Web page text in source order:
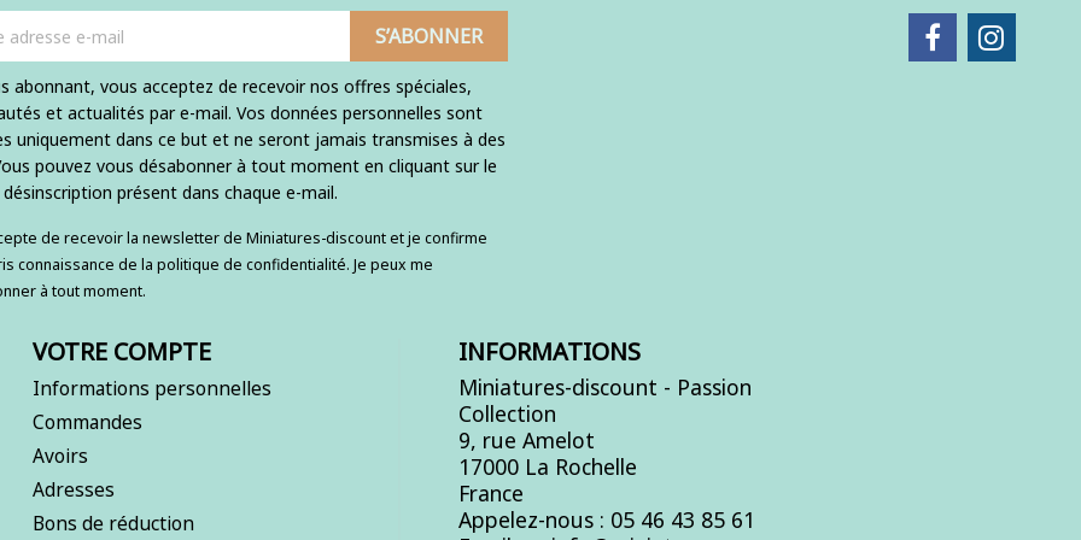
abonnant, vous acceptez de recevoir nos offres spéciales,
et actualités par e-mail. Vos données personnelles sont
uniquement dans ce but et ne seront jamais transmises à des
pouvez vous désabonner à tout moment en cliquant sur le
présent dans chaque e-mail.
de recevoir la newsletter de Miniatures-discount et je confirme
connaissance de la politique de confidentialité. Je peux me
à tout moment.
VOTRE COMPTE
Informations personnelles
Commandes
Avoirs
Adresses
Bons de réduction
INFORMATIONS
Miniatures-discount - Passion
Collection
9, rue Amelot
17000 La Rochelle
France
Appelez-nous : 05 46 43 85 61